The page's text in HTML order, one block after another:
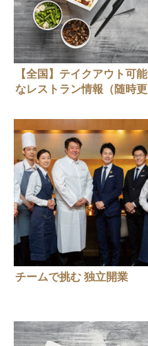
【全国】テイクアウト可能
なレストラン情報（随時更
チームで挑む 独立開業